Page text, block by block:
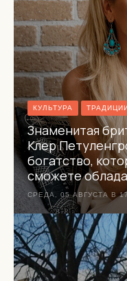
КУЛЬТУРА
Знаменитая
Клер
богатство,
сможете
СРЕДА, 05 АВГУСТА В